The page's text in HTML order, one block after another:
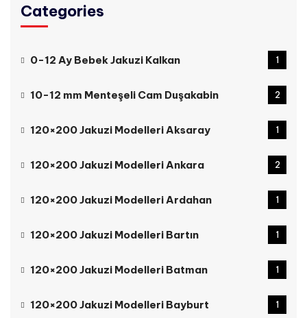
Categories
0-12 Ay Bebek Jakuzi Kalkan 1
10-12 mm Menteşeli Cam Duşakabin 2
120×200 Jakuzi Modelleri Aksaray 1
120×200 Jakuzi Modelleri Ankara 2
120×200 Jakuzi Modelleri Ardahan 1
120×200 Jakuzi Modelleri Bartın 1
120×200 Jakuzi Modelleri Batman 1
120×200 Jakuzi Modelleri Bayburt 1